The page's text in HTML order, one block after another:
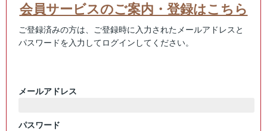
会員サービスのご案内・登録はこちら
ご登録済みの方は、ご登録時に入力されたメールアドレスと
パスワードを入力してログインしてください。
メールアドレス
パスワード